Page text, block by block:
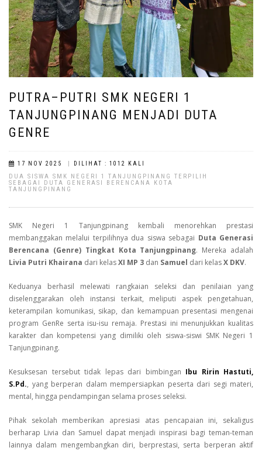
PUTRA–PUTRI SMK NEGERI 1
TANJUNGPINANG MENJADI DUTA
GENRE
17 NOV 2025 | DILIHAT : 1012 KALI
DUA SISWA SMK NEGERI 1 TANJUNGPINANG TERPILIH
SEBAGAI DUTA GENERASI BERENCANA KOTA
TANJUNGPINANG
SMK Negeri 1 Tanjungpinang kembali menorehkan prestasi
membanggakan melalui terpilihnya dua siswa sebagai Duta Generasi
Berencana (Genre) Tingkat Kota Tanjungpinang. Mereka adalah
Livia Putri Khairana dari kelasXI MP 3 dan Samuel dari kelasX DKV.
Keduanya berhasil melewati rangkaian seleksi dan penilaian yang
diselenggarakan oleh instansi terkait, meliputi aspek pengetahuan,
keterampilan komunikasi, sikap, dan kemampuan presentasi mengenai
program GenRe serta isu-isu remaja. Prestasi ini menunjukkan kualitas
karakter dan kompetensi yang dimiliki oleh siswa-siswi SMK Negeri 1
Tanjungpinang.
Kesuksesan tersebut tidak lepas dari bimbingan Ibu Ririn Hastuti,
S.Pd., yang berperan dalam mempersiapkan peserta dari segi materi,
mental, hingga pendampingan selama proses seleksi.
Pihak sekolah memberikan apresiasi atas pencapaian ini, sekaligus
berharap Livia dan Samuel dapat menjadi inspirasi bagi teman-teman
lainnya dalam mengembangkan diri, berprestasi, serta berperan aktif